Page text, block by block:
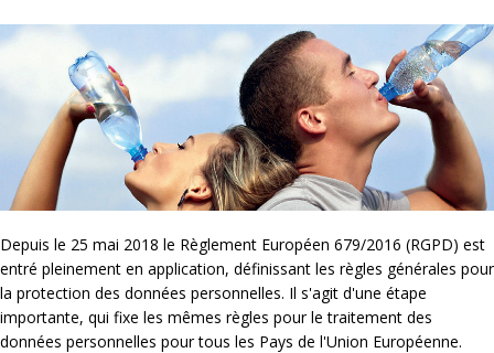
Depuis le 25 mai 2018 le Règlement Européen 679/2016 (RGPD) est
entré pleinement en application, définissant les règles générales pour
la protection des données personnelles. Il s'agit d'une étape
importante, qui fixe les mêmes règles pour le traitement des
données personnelles pour tous les Pays de l'Union Européenne.